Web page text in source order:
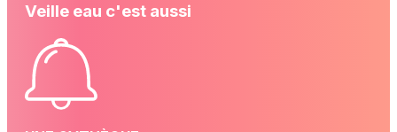
Veille eau c'est aussi